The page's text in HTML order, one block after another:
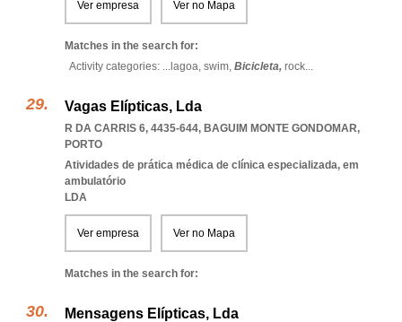
Ver empresa Ver no Mapa
Matches in the search for:
Activity categories: ... lagoa, swim, Bicicleta, rock...
Vagas Elípticas, Lda
R DA CARRIS 6, 4435-644, BAGUIM MONTE GONDOMAR,
PORTO
Atividades de prática médica de clínica especializada, em
ambulatório
LDA
Ver empresa Ver no Mapa
Matches in the search for:
Mensagens Elípticas, Lda